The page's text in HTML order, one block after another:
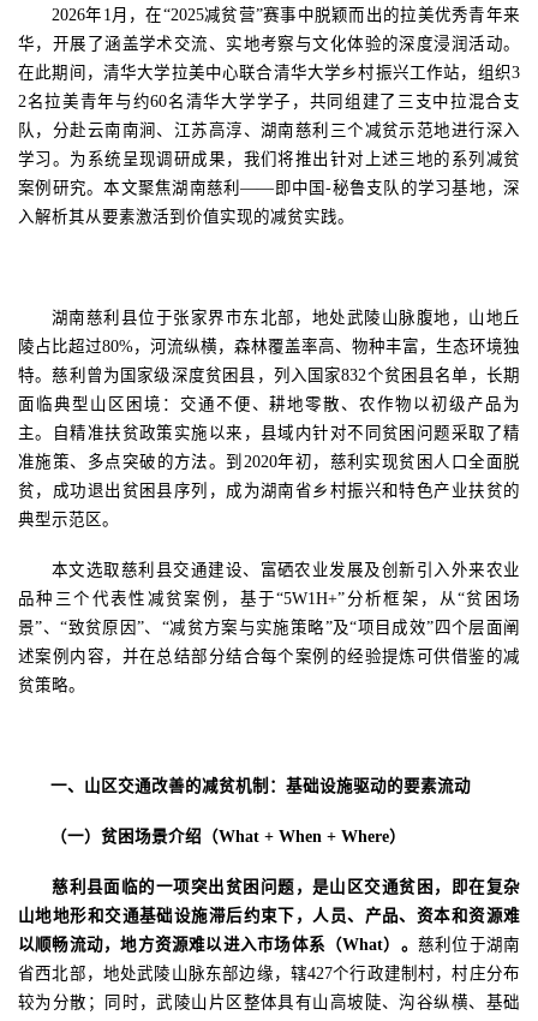
2026年 1月，在“2025减贫营”赛事中脱颖而出的拉美优秀青年来
华，开展了涵盖学术交流、实地考察与文化体验的深度浸润活动。
在此期间，清华大学拉美中心联合清华大学乡村振兴工作站，组织3
2名拉美青年与约60名清华大学学子，共同组建了三支中拉混合支
队，分赴云南南涧、江苏高淳、湖南慈利三个减贫示范地进行深入
学习。为系统呈现调研成果，我们将推出针对上述三地的系列减贫
案例研究。本文聚焦湖南慈利——即中国-秘鲁支队的学习基地，深
入解析其从要素激活到价值实现的减贫实践。
湖南慈利县位于张家界市东北部，地处武陵山脉腹地，山地丘
陵占比超过80%，河流纵横，森林覆盖率高、物种丰富，生态环境独
特。慈利曾为国家级深度贫困县，列入国家832个贫困县名单，长期
面临典型山区困境：交通不便、耕地零散、农作物以初级产品为
主。自精准扶贫政策实施以来，县域内针对不同贫困问题采取了精
准施策、多点突破的方法。到 2020年初，慈利实现贫困人口全面脱
贫，成功退出贫困县序列，成为湖南省乡村振兴和特色产业扶贫的
典型示范区。
本文选取慈利县交通建设、富硒农业发展及创新引入外来农业
品种三个代表性减贫案例，基于“5W1H+”分析框架，从“贫困场
景”、“致贫原因 ”、 “减贫方案与实施策略”及“项目成效” 四个层面阐
述案例内容，并在总结部分结合每个案例的经验提炼可供借鉴的减
贫策略。
一、山区交通改善的减贫机制：基础设施驱动的要素流动
（一）贫困场景介绍（What + When + Where）
慈利县面临的一项突出贫困问题，是山区交通贫困，即在复杂
山地地形和交通基础设施滞后约束下，人员、产品、资本和资源难
以顺畅流动，地方资源难以进入市场体系（What）。 慈利位于湖南
省西北部，地处武陵山脉东部边缘，辖427个行政建制村，村庄分布
较为分散；同时，武陵山片区整体具有山高坡陡、沟谷纵横、基础